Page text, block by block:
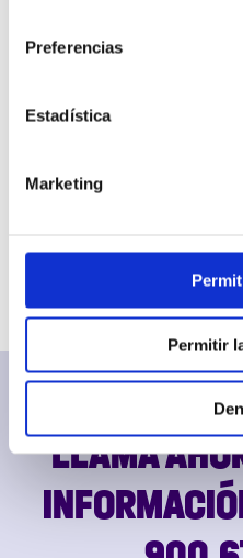
Preferencias
Estadística
Marketing
Permitir
LLAMA